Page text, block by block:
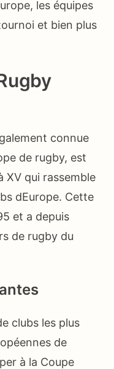
les équipes
et bien plus
connue
de rugby, est
XV qui rassemble
dEurope. Cette
et a depuis
de rugby du
clubs les plus
de
à la Coupe